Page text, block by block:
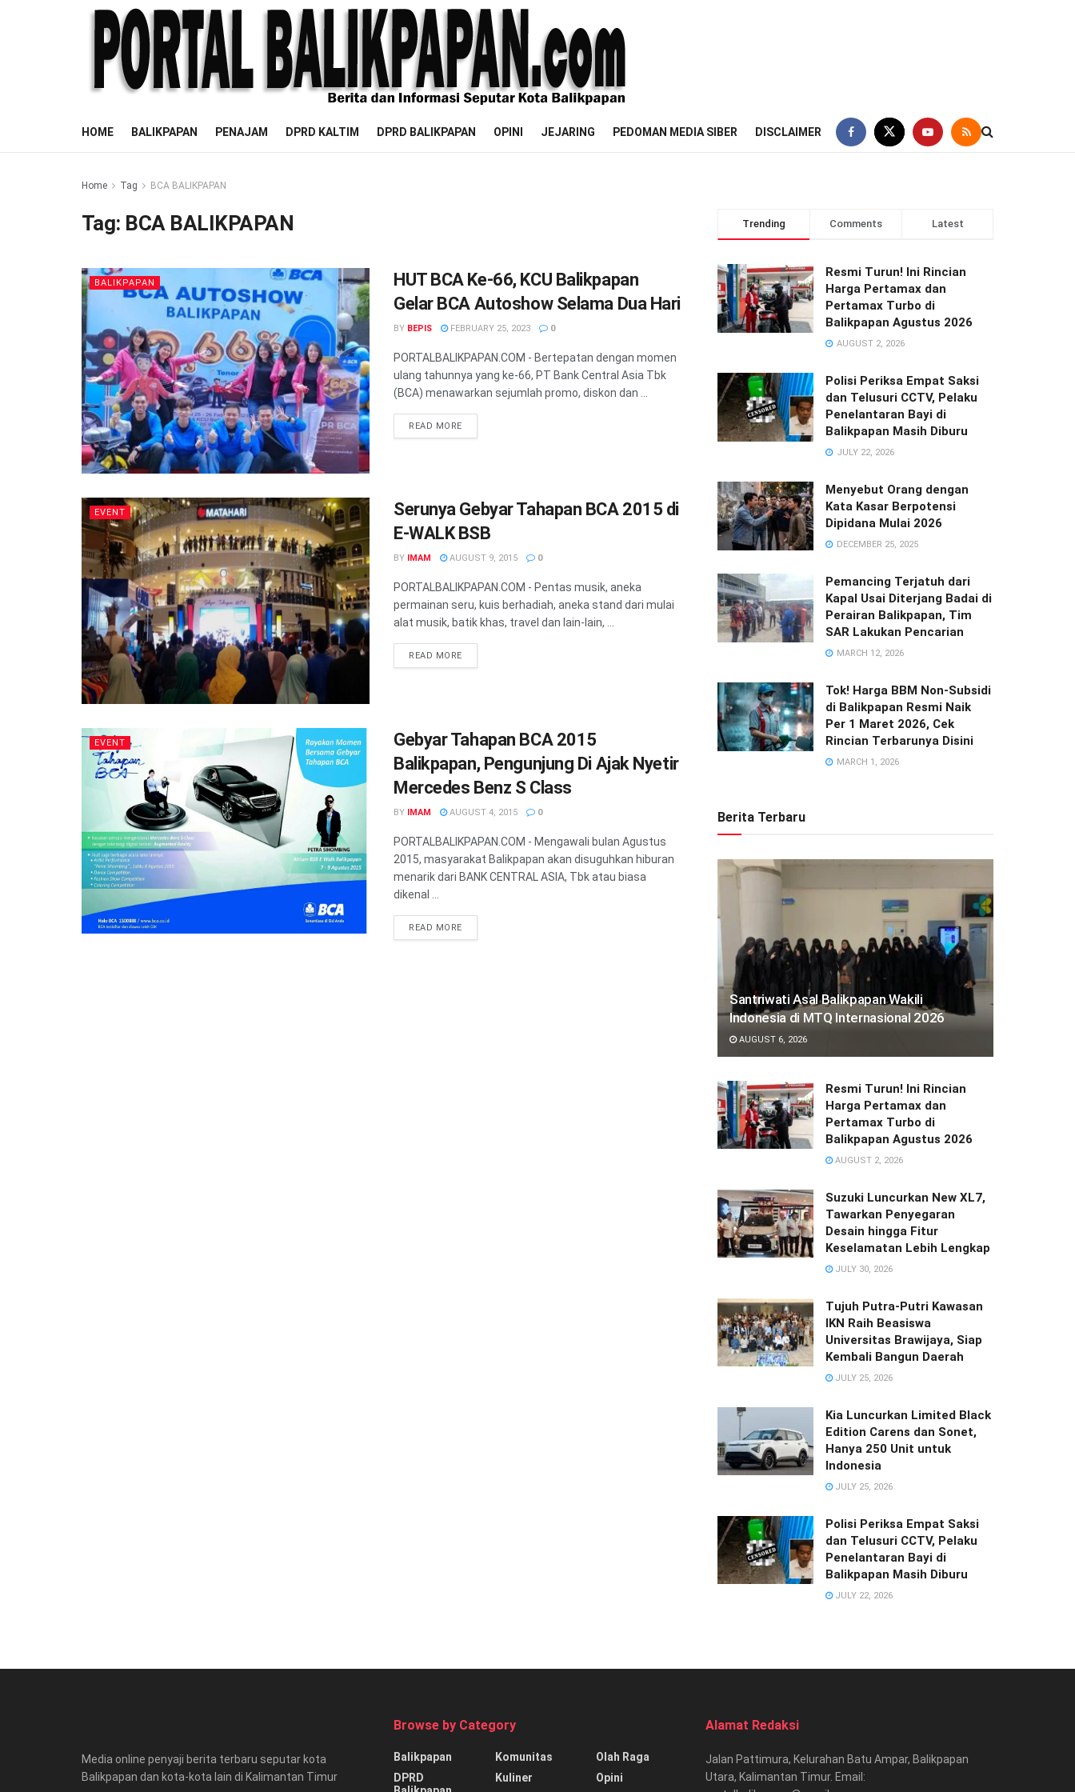
HOME BALIKPAPAN PENAJAM DPRD KALTIM DPRD BALIKPAPAN OPINI JEJARING PEDOMAN MEDIA SIBER DISCLAIMER
Home Tag BCA BALIKPAPAN
Tag: BCA BALIKPAPAN
BALIKPAPAN
HUT BCA Ke-66, KCU Balikpapan
Gelar BCA Autoshow Selama Dua Hari
BY BEPIS FEBRUARY 25, 2023 0
PORTALBALIKPAPAN.COM - Bertepatan dengan momen
ulang tahunnya yang ke-66, PT Bank Central Asia Tbk
(BCA) menawarkan sejumlah promo, diskon dan ...
READ MORE
EVENT
Serunya Gebyar Tahapan BCA 2015 di
E-WALK BSB
BY IMAM AUGUST 9, 2015 0
PORTALBALIKPAPAN.COM - Pentas musik, aneka
permainan seru, kuis berhadiah, aneka stand dari mulai
alat musik, batik khas, travel dan lain-lain, ...
READ MORE
EVENT
Gebyar Tahapan BCA 2015
Balikpapan, Pengunjung Di Ajak Nyetir
Mercedes Benz S Class
BY IMAM AUGUST 4, 2015 0
PORTALBALIKPAPAN.COM - Mengawali bulan Agustus
2015, masyarakat Balikpapan akan disuguhkan hiburan
menarik dari BANK CENTRAL ASIA, Tbk atau biasa
dikenal ...
READ MORE
Trending Comments Latest
Resmi Turun! Ini Rincian
Harga Pertamax dan
Pertamax Turbo di
Balikpapan Agustus 2026
AUGUST 2, 2026
Polisi Periksa Empat Saksi
dan Telusuri CCTV, Pelaku
Penelantaran Bayi di
Balikpapan Masih Diburu
JULY 22, 2026
Menyebut Orang dengan
Kata Kasar Berpotensi
Dipidana Mulai 2026
DECEMBER 25, 2025
Pemancing Terjatuh dari
Kapal Usai Diterjang Badai di
Perairan Balikpapan, Tim
SAR Lakukan Pencarian
MARCH 12, 2026
Tok! Harga BBM Non-Subsidi
di Balikpapan Resmi Naik
Per 1 Maret 2026, Cek
Rincian Terbarunya Disini
MARCH 1, 2026
Berita Terbaru
Santriwati Asal Balikpapan Wakili
Indonesia di MTQ Internasional 2026
AUGUST 6, 2026
Resmi Turun! Ini Rincian
Harga Pertamax dan
Pertamax Turbo di
Balikpapan Agustus 2026
AUGUST 2, 2026
Suzuki Luncurkan New XL7,
Tawarkan Penyegaran
Desain hingga Fitur
Keselamatan Lebih Lengkap
JULY 30, 2026
Tujuh Putra-Putri Kawasan
IKN Raih Beasiswa
Universitas Brawijaya, Siap
Kembali Bangun Daerah
JULY 25, 2026
Kia Luncurkan Limited Black
Edition Carens dan Sonet,
Hanya 250 Unit untuk
Indonesia
JULY 25, 2026
Polisi Periksa Empat Saksi
dan Telusuri CCTV, Pelaku
Penelantaran Bayi di
Balikpapan Masih Diburu
JULY 22, 2026
Media online penyaji berita terbaru seputar kota
Balikpapan dan kota-kota lain di Kalimantan Timur
Browse by Category
Balikpapan
DPRD
Komunitas
Kuliner
Olah Raga
Opini
Alamat Redaksi
Jalan Pattimura, Kelurahan Batu Ampar, Balikpapan
Utara, Kalimantan Timur. Email: